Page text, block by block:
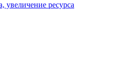
увеличение ресурса